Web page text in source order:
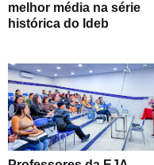
melhor média na série
histórica do Ideb